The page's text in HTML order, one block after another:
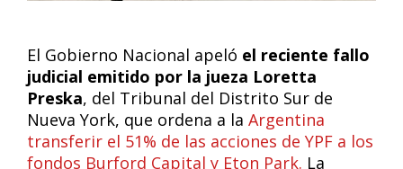
El Gobierno Nacional apeló el reciente fallo
judicial emitido por la jueza Loretta
Preska, del Tribunal del Distrito Sur de
Nueva York, que ordena a la Argentina
transferir el 51% de las acciones de YPF a los
fondos Burford Capital y Eton Park. La